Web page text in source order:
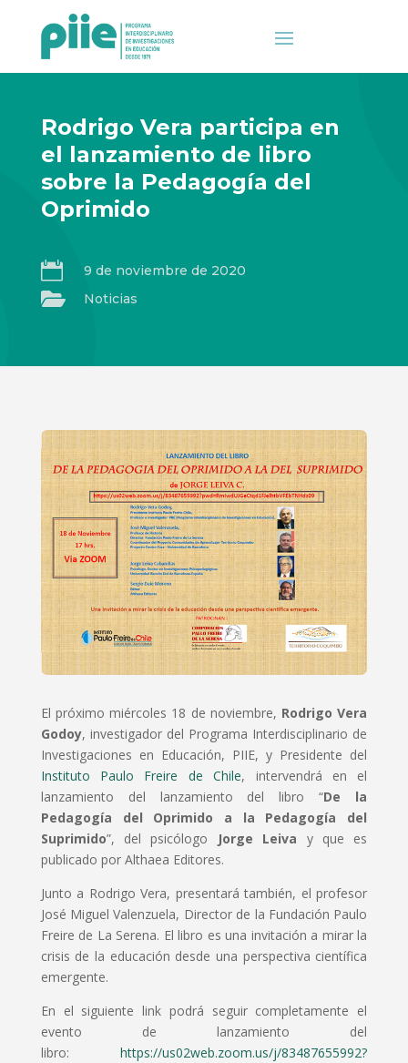
Rodrigo Vera participa en
el lanzamiento de libro
sobre la Pedagogía del
Oprimido
 9 de noviembre de 2020
 Noticias
El próximo miércoles 18 de noviembre, Rodrigo Vera
Godoy, investigador del Programa Interdisciplinario de
Investigaciones en Educación, PIIE, y Presidente del
Instituto Paulo Freire de Chile, intervendrá en el
lanzamiento del lanzamiento del libro “De la
Pedagogía del Oprimido a la Pedagogía del
Suprimido”, del psicólogo Jorge Leiva y que es
publicado por Althaea Editores.
Junto a Rodrigo Vera, presentará también, el profesor
José Miguel Valenzuela, Director de la Fundación Paulo
Freire de La Serena. El libro es una invitación a mirar la
crisis de la educación desde una perspectiva científica
emergente.
En el siguiente link podrá seguir completamente el
evento de lanzamiento del
libro:https://us02web.zoom.us/j/83487655992?